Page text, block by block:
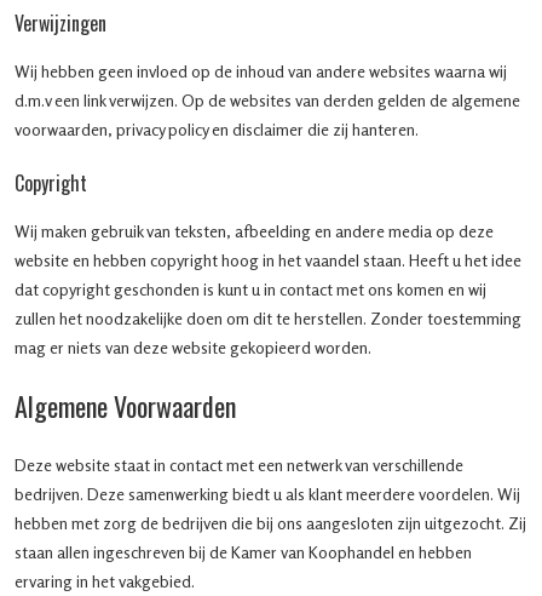
Verwijzingen
Wij hebben geen invloed op de inhoud van andere websites waarna wij
d.m.v een link verwijzen. Op de websites van derden gelden de algemene
voorwaarden, privacy policy en disclaimer die zij hanteren.
Copyright
Wij maken gebruik van teksten, afbeelding en andere media op deze
website en hebben copyright hoog in het vaandel staan. Heeft u het idee
dat copyright geschonden is kunt u in contact met ons komen en wij
zullen het noodzakelijke doen om dit te herstellen. Zonder toestemming
mag er niets van deze website gekopieerd worden.
Algemene Voorwaarden
Deze website staat in contact met een netwerk van verschillende
bedrijven. Deze samenwerking biedt u als klant meerdere voordelen. Wij
hebben met zorg de bedrijven die bij ons aangesloten zijn uitgezocht. Zij
staan allen ingeschreven bij de Kamer van Koophandel en hebben
ervaring in het vakgebied.